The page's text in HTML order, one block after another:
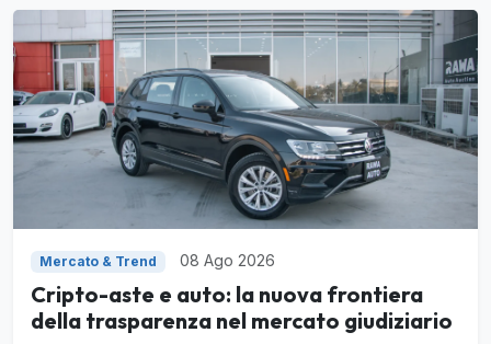
Mercato & Trend 08 Ago 2026
Cripto-aste e auto: la nuova frontiera
della trasparenza nel mercato giudiziario